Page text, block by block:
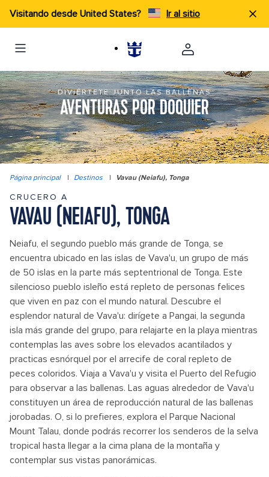
Visitando desde United States? Ir al sitio
DIVIÉRTETE JUNTO LAS BALLENAS
AVENTURAS POR DOQUIER
Página principal | Destinos | Vavau (Neiafu), Tonga
CRUCERO A
VAVAU (NEIAFU), TONGA
Neiafu, el segundo pueblo más grande de Tonga, se
encuentra ubicado en las islas de Vava'u, un grupo de más
de 50 islas en la parte más septentrional de Tonga. Este
silencioso pueblo isleño está repleto de personas felices
que viven en paz con el mundo natural. Descubre el
esplendor natural de Vava'u: dirígete a Pangai, la segunda
isla más grande del grupo, para relajarte en la playa mientras
contemplas las aves sobre los elevados acantilados y
practicas esnórquel por el arrecife de coral repleto de
peces coloridos. Viaja a Vava'u y visita el Puerto del Refugio
para observar a las ballenas. Las aguas alrededor de Vava'u
constituyen un área de reproducción natural de las ballenas
jorobadas. O, si lo prefieres, explora el Parque Nacional
Mount Talau, donde podrás recorrer los senderos de la selva
tropical hasta llegar a la cima plana de la montaña y
contemplar sus vistas panorámicas.